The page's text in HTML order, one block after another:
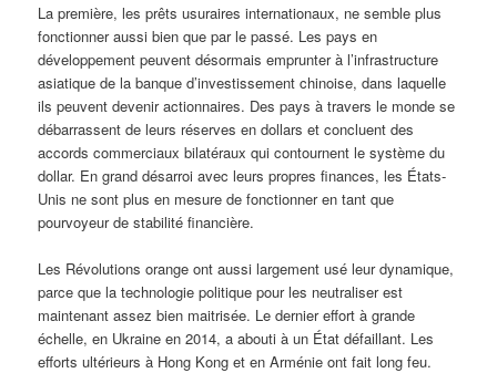
La première, les prêts usuraires internationaux, ne semble plus
fonctionner aussi bien que par le passé. Les pays en
développement peuvent désormais emprunter à l’infrastructure
asiatique de la banque d’investissement chinoise, dans laquelle
ils peuvent devenir actionnaires. Des pays à travers le monde se
débarrassent de leurs réserves en dollars et concluent des
accords commerciaux bilatéraux qui contournent le système du
dollar. En grand désarroi avec leurs propres finances, les États-
Unis ne sont plus en mesure de fonctionner en tant que
pourvoyeur de stabilité financière.
Les Révolutions orange ont aussi largement usé leur dynamique,
parce que la technologie politique pour les neutraliser est
maintenant assez bien maitrisée. Le dernier effort à grande
échelle, en Ukraine en 2014, a abouti à un État défaillant. Les
efforts ultérieurs à Hong Kong et en Arménie ont fait long feu.